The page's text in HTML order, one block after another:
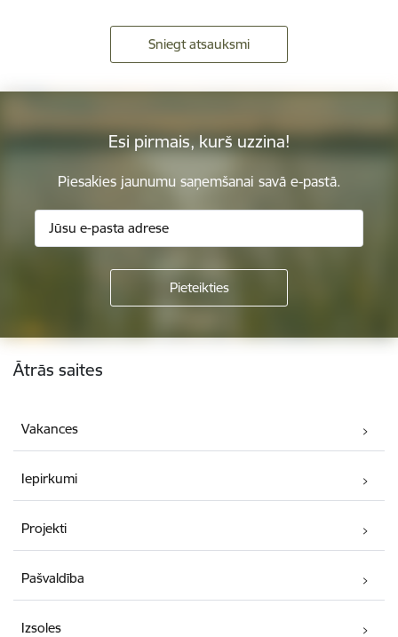
Sniegt atsauksmi
Esi pirmais, kurš uzzina!
Piesakies jaunumu saņemšanai savā e-pastā.
Kājene
Ātrās saites
Vakances
Iepirkumi
Projekti
Pašvaldība
Izsoles